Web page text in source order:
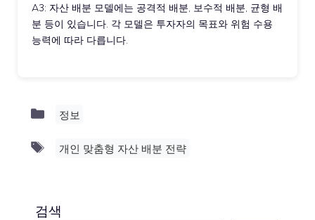
A3: 자산 배분 모델에는 공격적 배분, 보수적 배분, 균형 배
분 등이 있습니다. 각 모델은 투자자의 목표와 위험 수용
능력에 따라 다릅니다.
Categories
정보
Tags
개인 맞춤형 자산 배분 전략
검색